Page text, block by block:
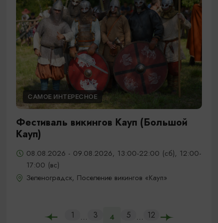
САМОЕ ИНТЕРЕСНОЕ
Фестиваль викингов Кауп (Большой
Кауп)
08.08.2026 - 09.08.2026, 13:00-22:00 (сб), 12:00-
17:00 (вс)
Зеленоградск, Поселение викингов «Кауп»
1 ... 3 4 5 ... 12